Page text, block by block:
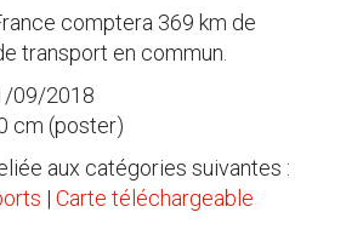
comptera 369 km de
transport en commun.
09/2018
cm (poster)
aux catégories suivantes :
| Carte téléchargeable